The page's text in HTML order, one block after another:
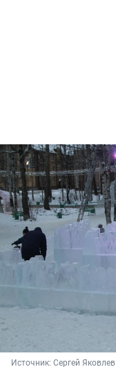
Источник: Сергей Яковлев